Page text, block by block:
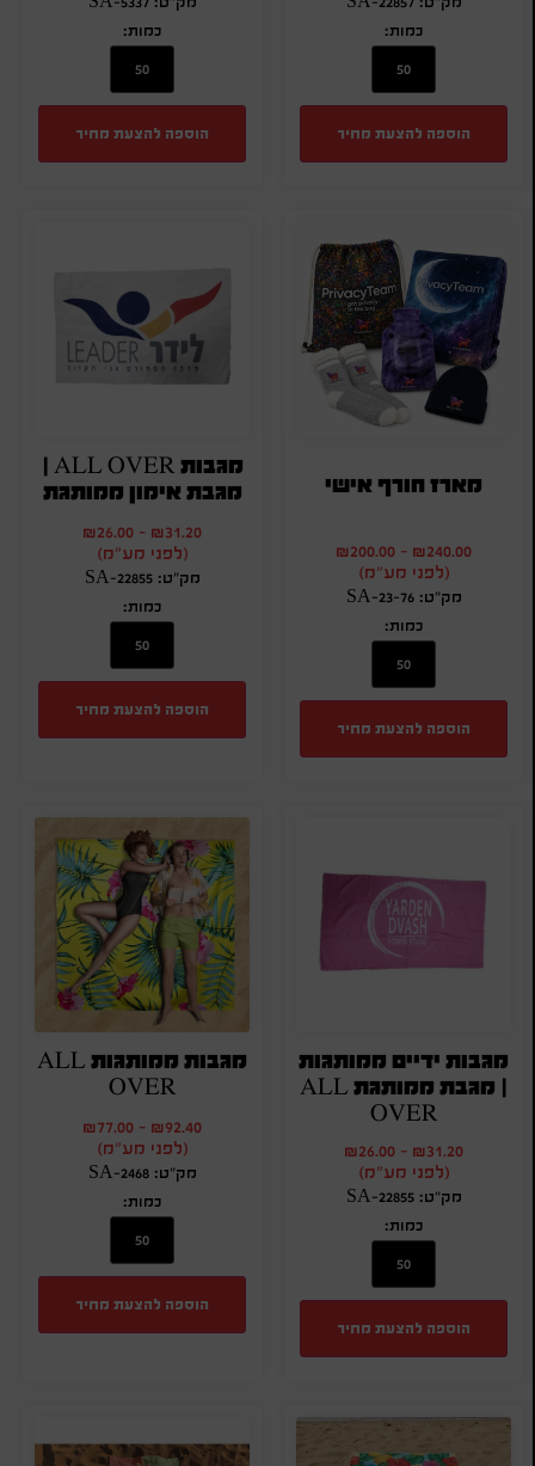
כמות:
הוספה להצעת מחיר
כמות:
הוספה להצעת מחיר
מארז חורף אישי
₪240.00
-
₪200.00
(לפני מע"מ)
מק"ט: SA-23-76
כמות:
הוספה להצעת מחיר
מגבות ALL OVER |
מגבת אימון ממותגת
₪31.20
-
₪26.00
(לפני מע"מ)
מק"ט: SA-22855
כמות:
הוספה להצעת מחיר
מגבות ידיים ממותגות
| מגבת ממותגת ALL
OVER
₪31.20
-
₪26.00
(לפני מע"מ)
מק"ט: SA-22855
כמות:
הוספה להצעת מחיר
מגבות ממותגות ALL
OVER
₪92.40
-
₪77.00
(לפני מע"מ)
מק"ט: SA-2468
כמות:
הוספה להצעת מחיר